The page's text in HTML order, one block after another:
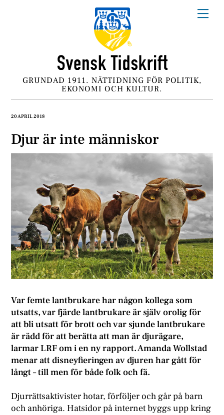
GRUNDAD 1911. NÄTTIDNING FÖR POLITIK,
EKONOMI OCH KULTUR.
20 APRIL 2018
Djur är inte människor
Var femte lantbrukare har någon kollega som
utsatts, var fjärde lantbrukare är själv orolig för
att bli utsatt för brott och var sjunde lantbrukare
är rädd för att berätta att man är djurägare,
larmar LRF om i en ny rapport. Amanda Wollstad
menar att disneyfieringen av djuren har gått för
långt – till men för både folk och fä.
Djurrättsaktivister hotar, förföljer och går på barn
och anhöriga. Hatsidor på internet byggs upp kring